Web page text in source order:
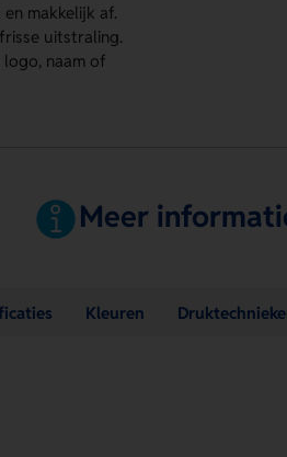
makkelijk af.
uitstraling.
naam of
Meer
Kleuren